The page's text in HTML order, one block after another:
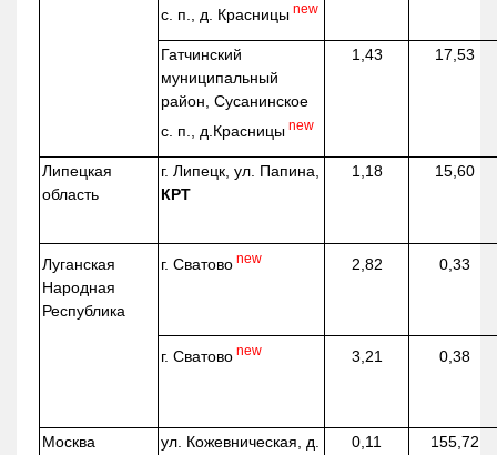
с. п., д. Красницы new
Гатчинский
муниципальный
район, Сусанинское
с. п., д.Красницы new
1,43 17,53
Липецкая
область
г. Липецк, ул. Папина,
КРТ
1,18 15,60
Луганская
Народная
Республика
г. Сватово new 2,82 0,33
г. Сватово new 3,21 0,38
Москва ул. Кожевническая, д.
0,11 155,72